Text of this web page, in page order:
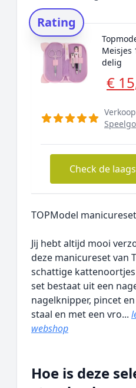
Rating
Meisjes
delig
€
Check de
TOPModel manicureset
Jij hebt altijd mooi
deze manicureset van
schattige
set bestaat uit een
nagelknipper, pincet
staal en met een vro...
webshop
Hoe is deze